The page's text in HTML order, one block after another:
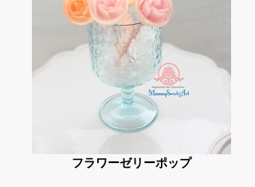
フラワーゼリーポップ